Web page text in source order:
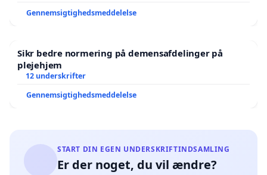
Gennemsigtighedsmeddelelse
Sikr bedre normering på demensafdelinger på
plejehjem
12 underskrifter
Gennemsigtighedsmeddelelse
START DIN EGEN UNDERSKRIFTINDSAMLING
Er der noget, du vil ændre?